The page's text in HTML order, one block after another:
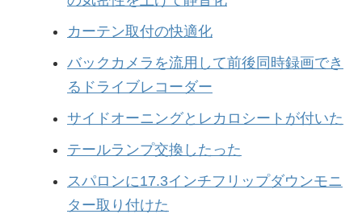
カーテン取付の快適化
バックカメラを流用して前後同時録画でき
るドライブレコーダー
サイドオーニングとレカロシートが付いた
テールランプ交換したった
スパロンに17.3インチフリップダウンモニ
ター取り付けた